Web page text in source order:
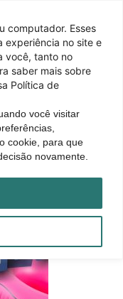
computador. Esses
experiência no site e
você, tanto no
saber mais sobre
Política de
você visitar
cookie, para que
novamente.